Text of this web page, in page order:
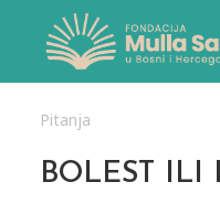
Pitanja
BOLEST ILI